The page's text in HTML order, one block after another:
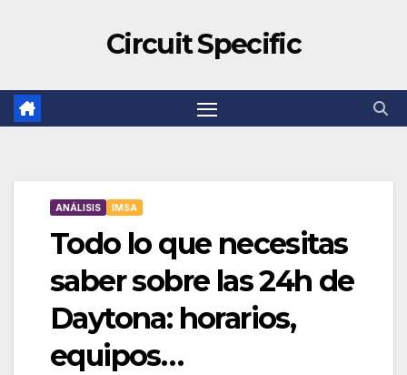
Circuit Specific
ANÁLISIS IMSA
Todo lo que necesitas
saber sobre las 24h de
Daytona: horarios,
equipos…